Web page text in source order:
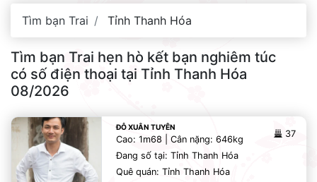
Tìm bạn Trai Tỉnh Thanh Hóa
Tìm bạn Trai hẹn hò kết bạn nghiêm túc
có số điện thoại tại Tỉnh Thanh Hóa
08/2026
ĐỖ XUÂN TUYÊN
37
Cao: 1m68 | Cân nặng: 646kg
Đang số tại: Tỉnh Thanh Hóa
Quê quán: Tỉnh Thanh Hóa